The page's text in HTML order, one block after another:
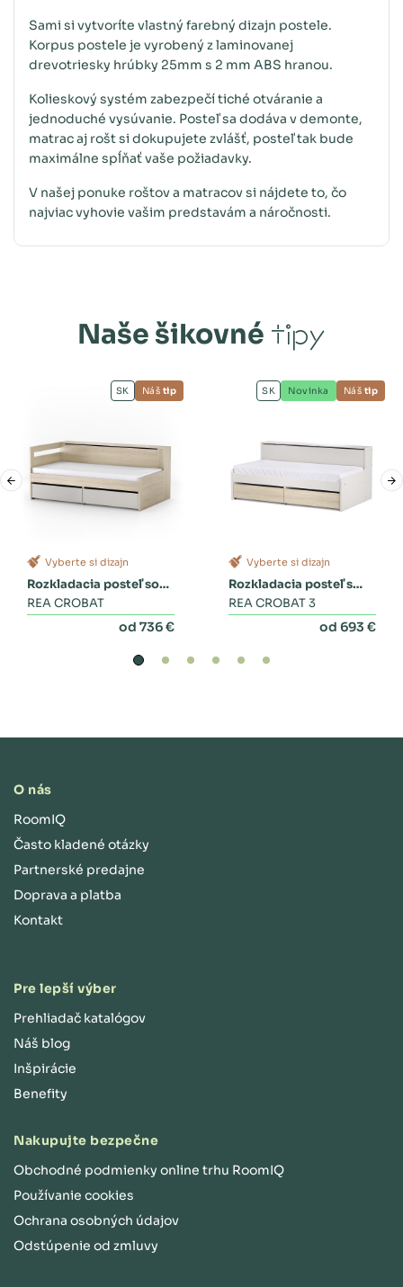
Sami si vytvoríte vlastný farebný dizajn postele.
Korpus postele je vyrobený z laminovanej
drevotriesky hrúbky 25mm s 2 mm ABS hranou.
Kolieskový systém zabezpečí tiché otváranie a
jednoduché vysúvanie. Posteľ sa dodáva v demonte,
matrac aj rošt si dokupujete zvlášť, posteľ tak bude
maximálne spĺňať vaše požiadavky.
V našej ponuke roštov a matracov si nájdete to, čo
najviac vyhovie vašim predstavám a náročnosti.
Naše šikovné tipy
Vyberte si dizajn
Rozkladacia posteľ so
zásuvkami
REA CROBAT
od 736 €
SK Náš tip
Vyberte si dizajn
Rozkladacia posteľ s
dvoma zásuvkami a
REA CROBAT 3
od 693 €
SK Novinka Náš tip
O nás
RoomIQ
Často kladené otázky
Partnerské predajne
Doprava a platba
Kontakt
Pre lepší výber
Prehliadač katalógov
Náš blog
Inšpirácie
Benefity
Nakupujte bezpečne
Obchodné podmienky online trhu RoomIQ
Používanie cookies
Ochrana osobných údajov
Odstúpenie od zmluvy